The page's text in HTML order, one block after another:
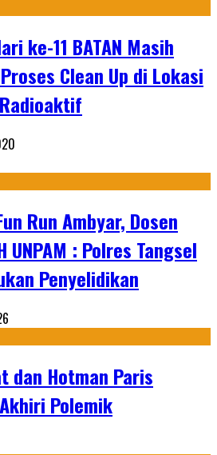
ke-11 BATAN Masih
Clean Up di Lokasi
Run Ambyar, Dosen
UNPAM : Polres Tangsel
Penyelidikan
dan Hotman Paris
Polemik